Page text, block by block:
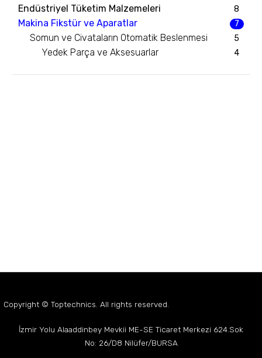
Endüstriyel Tüketim Malzemeleri 8
Makina Fikstür ve Aparatlar 7
Somun ve Civataların Otomatik Beslenmesi 5
Yedek Parça ve Aksesuarlar 4
Copyright © Toptechnics. All rights reserved.
İzmir Yolu Alaaddinbey Mevkii ME-SE Ticaret Merkezi 624.Sok
No: 26/D8 Nilüfer/BURSA